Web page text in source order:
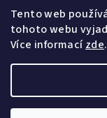
Tento web
tohoto webu
Více informacízde.
Přijímáme